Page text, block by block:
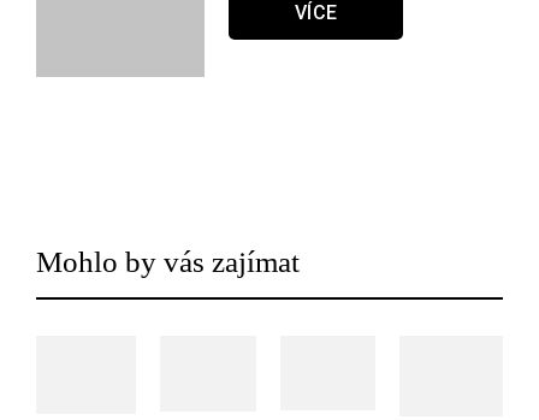
VÍCE
Mohlo by vás zajímat